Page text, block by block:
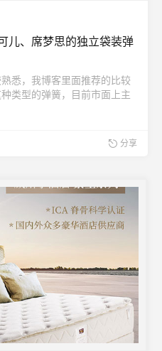
儿、席梦思的独立袋装弹
悉，我博客里面推荐的比较
类型的弹簧，目前市面上主
分享